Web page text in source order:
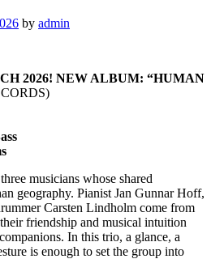
by admin
2026! NEW ALBUM: “HUMAN
musicians whose shared
geography. Pianist Jan Gunnar Hoff,
Carsten Lindholm come from
friendship and musical intuition
In this trio, a glance, a
is enough to set the group into